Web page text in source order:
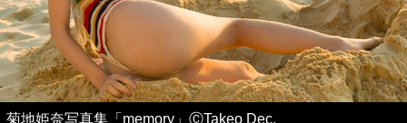
菊地姫奈写真集「memory」ⒸTakeo Dec.